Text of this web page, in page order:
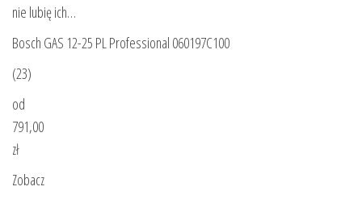
nie lubię ich…
Bosch GAS 12-25 PL Professional 060197C100
(23)
od
791,00
zł
Zobacz